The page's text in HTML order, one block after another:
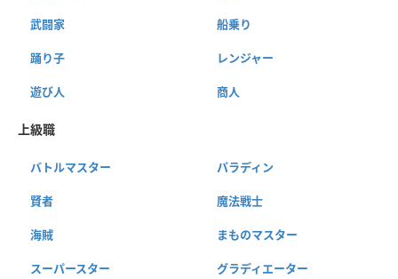
武闘家 船乗り
踊り子 レンジャー
遊び人 商人
上級職
バトルマスター パラディン
賢者 魔法戦士
海賊 まものマスター
スーパースター グラディエーター